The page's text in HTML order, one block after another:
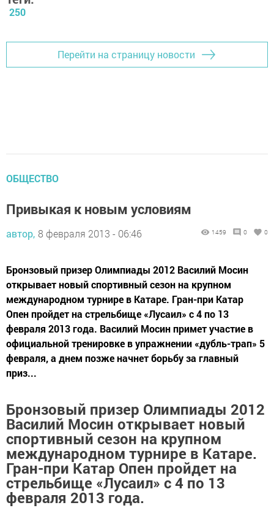
250
Перейти на страницу новости
ОБЩЕСТВО
Привыкая к новым условиям
автор, 8 февраля 2013 - 06:46 1459 0 0
Бронзовый призер Олимпиады 2012 Василий Мосин
открывает новый спортивный сезон на крупном
международном турнире в Катаре. Гран-при Катар
Опен пройдет на стрельбище «Лусаил» с 4 по 13
февраля 2013 года. Василий Мосин примет участие в
официальной тренировке в упражнении «дубль-трап» 5
февраля, а днем позже начнет борьбу за главный
приз...
Бронзовый призер Олимпиады 2012
Василий Мосин открывает новый
спортивный сезон на крупном
международном турнире в Катаре.
Гран-при Катар Опен пройдет на
стрельбище «Лусаил» с 4 по 13
февраля 2013 года.